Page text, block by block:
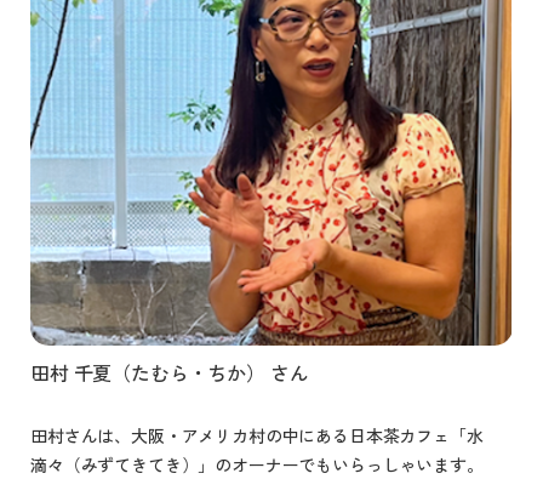
田村 千夏（たむら・ちか） さん
田村さんは、大阪・アメリカ村の中にある日本茶カフェ「水
滴々（みずてきてき）」のオーナーでもいらっしゃいます。